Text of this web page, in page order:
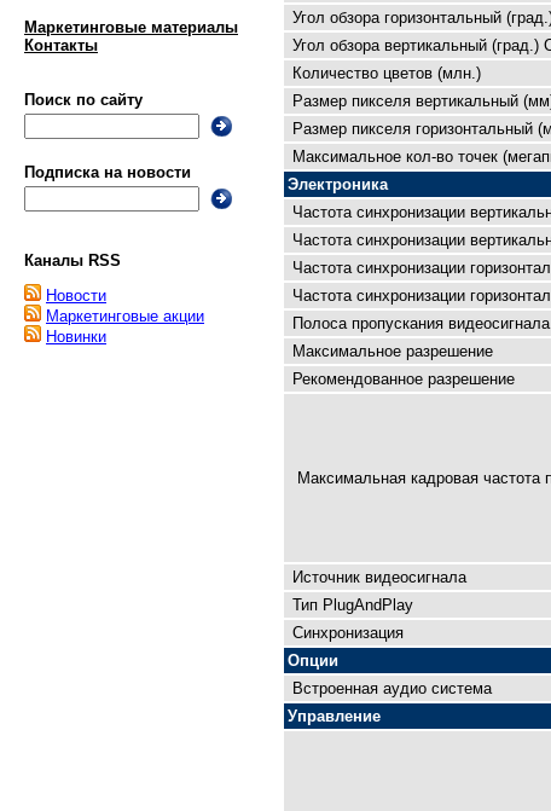
Маркетинговые материалы
Контакты
Поиск по сайту
Подписка на новости
Каналы RSS
Новости
Маркетинговые акции
Новинки
Угол обзора горизонтальный
Угол обзора вертикальный (град.)
Количество цветов (млн.)
Размер пикселя вертикальный
Размер пикселя горизонтальный
Максимальное кол-во точек
Электроника
Частота синхронизации
Частота синхронизации
Частота синхронизации
Частота синхронизации
Полоса пропускания
Максимальное разрешение
Рекомендованное разрешение
Максимальная кадровая чaстота
Источник видеосигнала
Тип PlugAndPlay
Синхронизация
Опции
Встроенная аудио система
Управление